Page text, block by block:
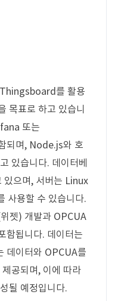
를 활용
목표로 하고 있습니
또는
되며, Node.js와 호
있습니다. 데이터베
있으며, 서버는 Linux
사용할 수 있습니다.
젯) 개발과 OPCUA
함됩니다. 데이터는
데이터와 OPCUA를
공되며, 이에 따라
될 예정입니다.